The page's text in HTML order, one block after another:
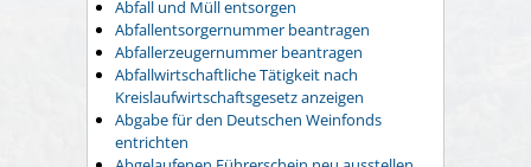
Abfall und Müll entsorgen
Abfallentsorgernummer beantragen
Abfallerzeugernummer beantragen
Abfallwirtschaftliche Tätigkeit nach
Kreislaufwirtschaftsgesetz anzeigen
Abgabe für den Deutschen Weinfonds
entrichten